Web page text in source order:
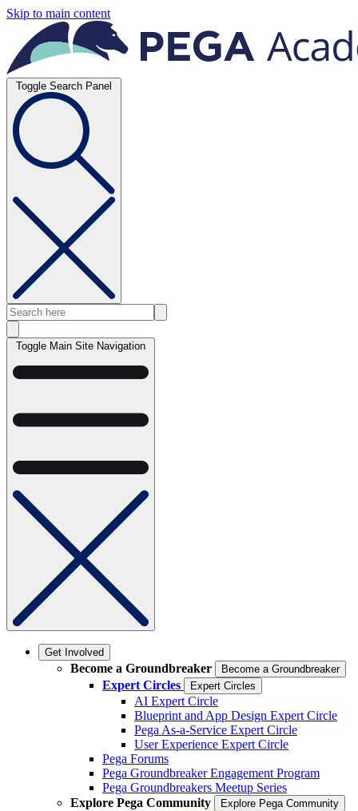
Skip to main content
Toggle Search Panel
Toggle Main Site Navigation
Get Involved
Become a Groundbreaker Become a Groundbreaker
Expert Circles Expert Circles
AI Expert Circle
Blueprint and App Design Expert Circle
Pega As-a-Service Expert Circle
User Experience Expert Circle
Pega Forums
Pega Groundbreaker Engagement Program
Pega Groundbreakers Meetup Series
Explore Pega Community
Explore Pega Community